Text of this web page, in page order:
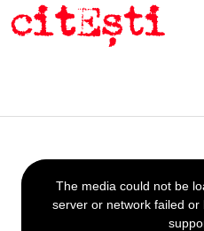
This
is
a
The media could not be
server or network failed